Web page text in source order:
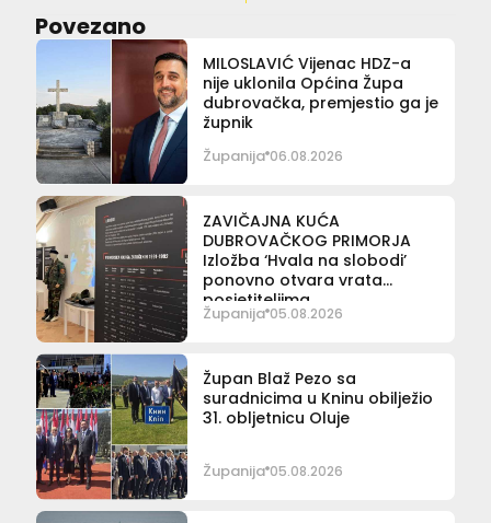
Povezano
MILOSLAVIĆ Vijenac HDZ-a
nije uklonila Općina Župa
dubrovačka, premjestio ga je
župnik
Županija 06.08.2026
ZAVIČAJNA KUĆA
DUBROVAČKOG PRIMORJA
Izložba ‘Hvala na slobodi’
ponovno otvara vrata
posjetiteljima
Županija 05.08.2026
Župan Blaž Pezo sa
suradnicima u Kninu obilježio
31. obljetnicu Oluje
Županija 05.08.2026